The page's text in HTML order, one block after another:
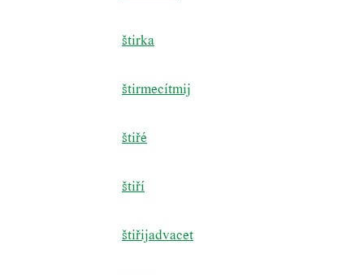
štirka
štirmecítmij
štiřé
štiří
štiřijadvacet